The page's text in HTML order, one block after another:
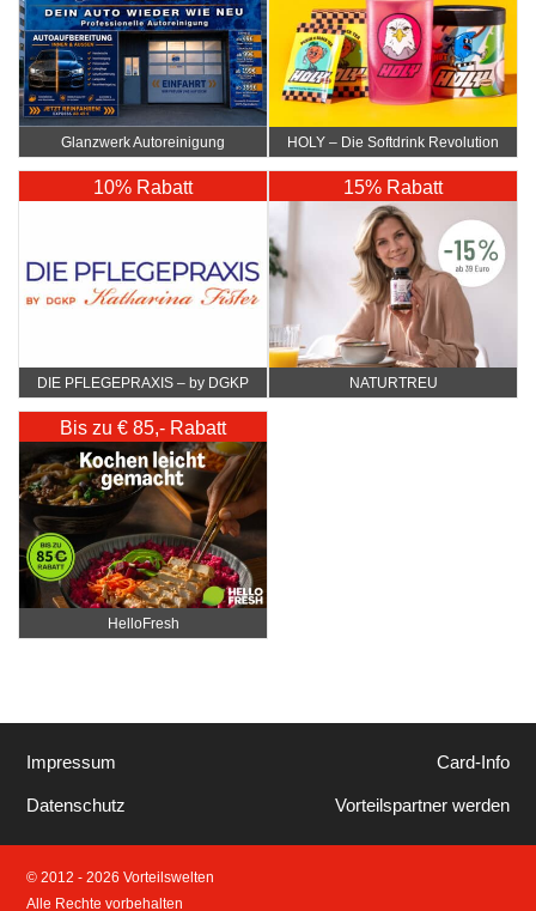
Glanzwerk Autoreinigung HOLY – Die Softdrink Revolution
10% Rabatt
DIE PFLEGEPRAXIS – by DGKP
15% Rabatt
NATURTREU
Bis zu € 85,- Rabatt
HelloFresh
Impressum
Datenschutz
Card-Info
Vorteilspartner werden
© 2012 - 2026 Vorteilswelten
Alle Rechte vorbehalten